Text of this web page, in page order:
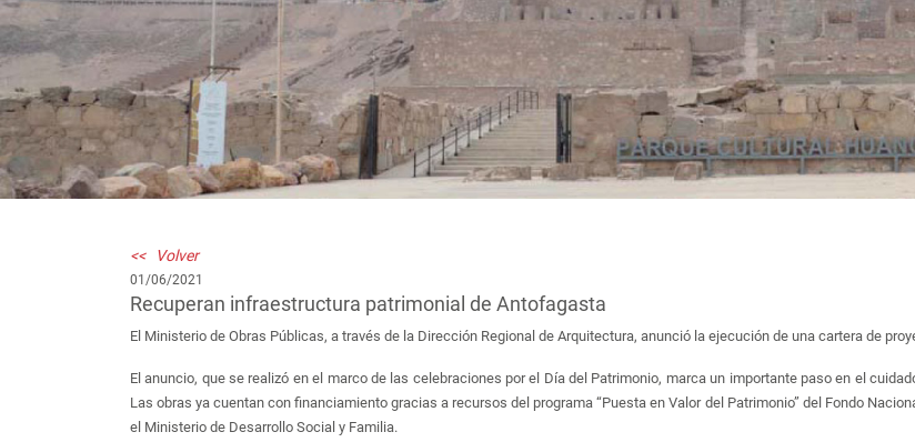
<< Volver
01/06/2021
Recuperan infraestructura patrimonial de Antofagasta
El Ministerio de Obras Públicas, a través de la Dirección Regional de Arquitectura, anunció la ejecución de una cartera de
El anuncio, que se realizó en el marco de las celebraciones por el Día del Patrimonio, marca un importante paso en el
Las obras ya cuentan con financiamiento gracias a recursos del programa “Puesta en Valor del Patrimonio” del Fondo
el Ministerio de Desarrollo Social y Familia.